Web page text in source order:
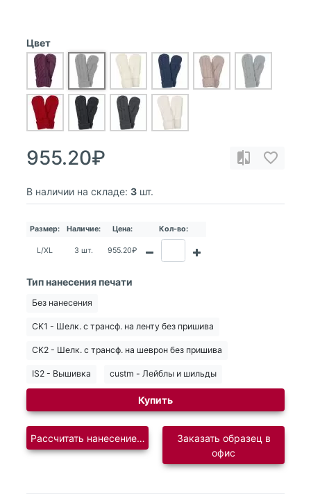
Цвет
955.20₽
В наличии на складе: 3 шт.
Размер: Наличие: Цена: Кол-во:
L/XL 3 шт. 955.20₽
Тип нанесения печати
Без нанесения
CK1 - Шелк. с трансф. на ленту без пришива
CK2 - Шелк. с трансф. на шеврон без пришива
IS2 - Вышивка custm - Лейблы и шильды
Купить
Рассчитать нанесение логотипаЗаказать образец в
офис